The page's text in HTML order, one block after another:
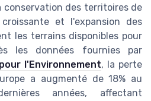
conservation des territoires de
croissante et l'expansion des
les terrains disponibles pour
les données fournies par
l'Environnement, la perte
a augmenté de 18% au
années, affectant